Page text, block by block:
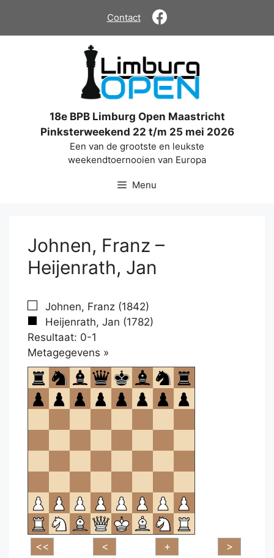
de
Contact
18e BPB Limburg Open Maastricht
Pinksterweekend 22 t/m 25 mei 2026
Een van de grootste en leukste
weekendtoernooien van Europa
Menu
Johnen, Franz –
Heijenrath, Jan
Johnen, Franz (1842)
Heijenrath, Jan (1782)
Resultaat: 0-1
Metagegevens »
om
te
openen.